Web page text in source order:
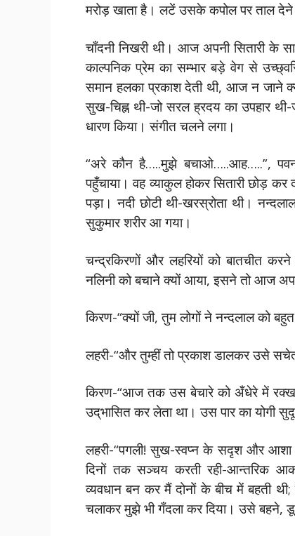
मरोड़ खाता है। लटें उसके कपोल पर ताल देने
चाँदनी निखरी थी। आज अपनी सितारी के
काल्पनिक प्रेम का सम्भार बड़े वेग से
समान हलका प्रकाश देती थी, आज न जाने
सुख-चिह्न थी-जो सरल ह्रदय का उपहार थी-
धारण किया। संगीत चलने लगा।
“अरे कौन है…..मुझे बचाओ…..आह…..”,
पहुँचाया। वह व्याकुल होकर सितारी छोड़
पड़ा। नदी छोटी थी-खरस्रोता थी।
सुकुमार शरीर आ गया।
चन्द्रकिरणों और लहरियों को बातचीत
नलिनी को बचाने क्यों आया, इसने तो आज
किरण-“क्यों जी, तुम लोगों ने नन्दलाल को
लहरी-“और तुम्हीं तो प्रकाश डालकर उसे सचेत
किरण-“आज तक उस बेचारे को अँधेरे में
उद्‌भासित कर लेता था। उस पार का योगी
लहरी-“पगली! सुख-स्वप्न के सदृश और
दिनों तक सञ्चय करती रही-आन्तरिक
व्यवधान बन कर मैं दोनों के बीच में बहती
चलाकर मुझे भी गँदला कर दिया। उसे बहने,